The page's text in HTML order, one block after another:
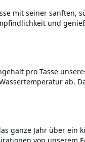
mit seiner sanften,
und
pro Tasse
ab.
ganze Jahr über ein
von unserem